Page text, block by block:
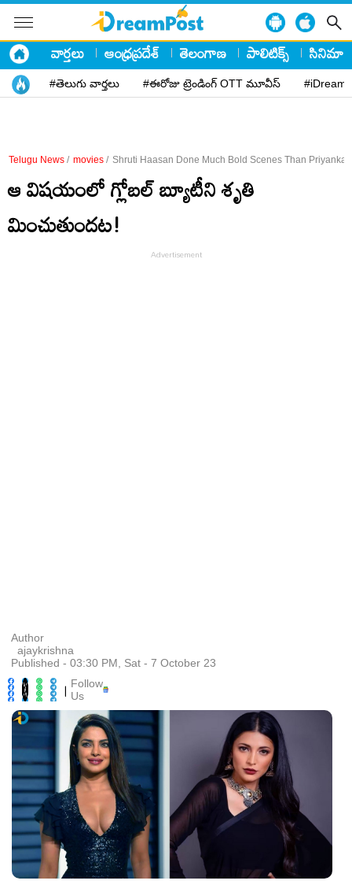
వార్తలు ఆంధ్రప్రదేశ్ తెలంగాణ పాలిటిక్స్ సినిమా
#తెలుగు వార్తలు #ఈరోజు ట్రెండింగ్ OTT మూవీస్
Telugu News / movies / Shruti Haasan Done Much Bold Scenes Than Priyanka
ఆ విషయంలో గ్లోబల్ బ్యూటీని శృతి
మించుతుందట!
Author
ajaykrishna
Published - 03:30 PM, Sat - 7 October 23
| Follow
Us